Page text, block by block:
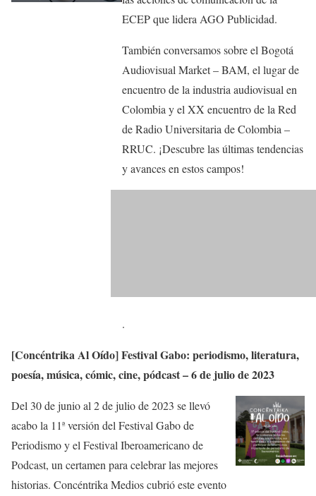
ECEP que lidera AGO Publicidad.
También conversamos sobre el Bogotá
Audiovisual Market – BAM, el lugar de
encuentro de la industria audiovisual en
Colombia y el XX encuentro de la Red
de Radio Universitaria de Colombia –
RRUC. ¡Descubre las últimas tendencias
y avances en estos campos!
.
[Concéntrika Al Oído] Festival Gabo: periodismo, literatura,
poesía, música, cómic, cine, pódcast – 6 de julio de 2023
Del 30 de junio al 2 de julio de 2023 se llevó
acabo la 11ª versión del Festival Gabo de
Periodismo y el Festival Iberoamericano de
Podcast, un certamen para celebrar las mejores
historias. Concéntrika Medios cubrió este evento